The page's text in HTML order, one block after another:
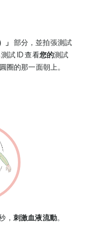
」 部分，並拍張測試
試 ID 查看您的測試
圈的那一面朝上。
， 刺激血液流動。